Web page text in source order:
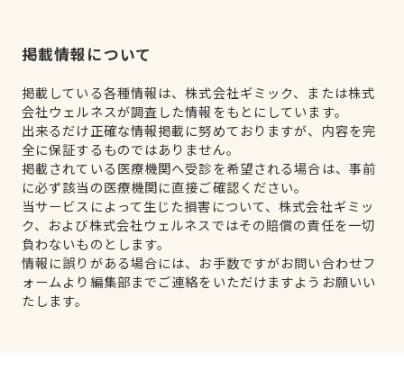
掲載情報について
掲載している各種情報は、株式会社ギミック、または株式
会社ウェルネスが調査した情報をもとにしています。
出来るだけ正確な情報掲載に努めておりますが、内容を完
全に保証するものではありません。
掲載されている医療機関へ受診を希望される場合は、事前
に必ず該当の医療機関に直接ご確認ください。
当サービスによって生じた損害について、株式会社ギミッ
ク、および株式会社ウェルネスではその賠償の責任を一切
負わないものとします。
情報に誤りがある場合には、お手数ですがお問い合わせフ
ォームより編集部までご連絡をいただけますようお願いい
たします。